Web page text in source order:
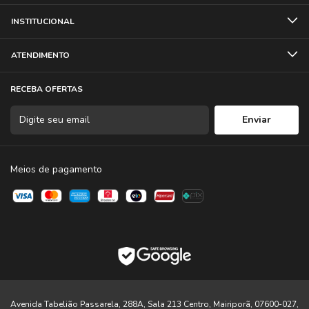
02 Pára-brisas peludo
Bolsa com zíper
INSTITUCIONAL
ATENDIMENTO
RECEBA OFERTAS
Meios de pagamento
Avenida Tabelião Passarela, 288A, Sala 213 Centro, Mairiporã, 07600-027,